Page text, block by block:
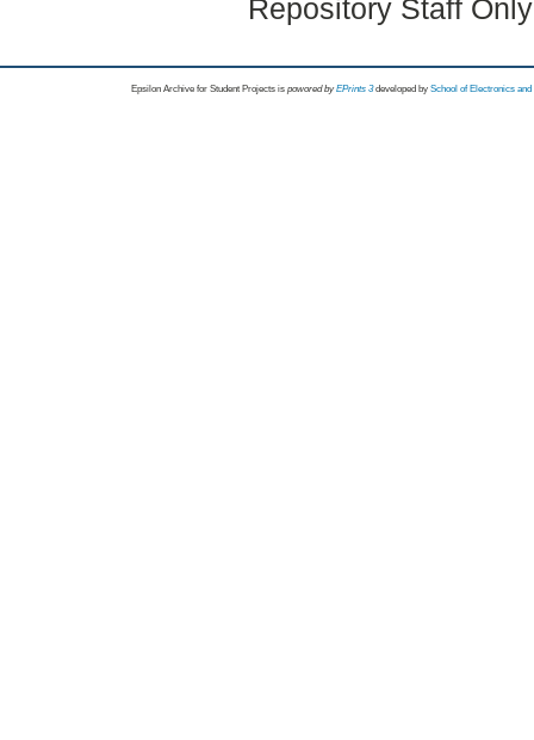
Repository Staff
Epsilon Archive for Student Projects is powored byEPrints 3 developed by School of Electronics